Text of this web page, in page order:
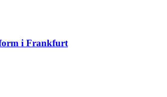
i Frankfurt